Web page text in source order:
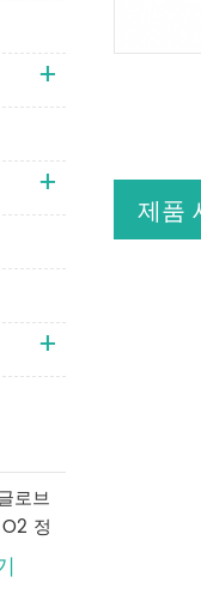
제품
로브
정